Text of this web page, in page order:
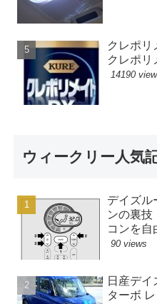
クレポリ
クレポリ
14190
ウィークリー人気
デイズル
ンの裏
コンを自
90 views
日産デイ
ターボ